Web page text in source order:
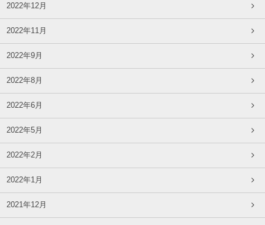
2022年12月
2022年11月
2022年9月
2022年8月
2022年6月
2022年5月
2022年2月
2022年1月
2021年12月